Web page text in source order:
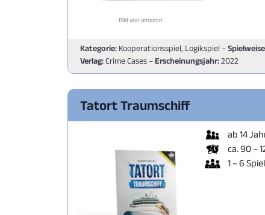
Bild von amazon
Kategorie: Kooperationsspiel, Logikspiel –
Verlag:Crime Cases – Erscheinungsjahr:2022
Tatort Traumschiff
ab 14
ca. 90 –
1 – 6